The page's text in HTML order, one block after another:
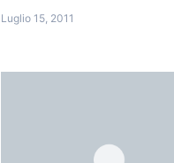
Luglio 15, 2011